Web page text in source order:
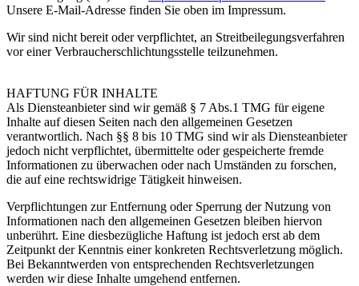
Unsere E-Mail-Adresse finden Sie oben im Impressum.
Wir sind nicht bereit oder verpflichtet, an Streitbeilegungsverfahren
vor einer Verbraucherschlichtungsstelle teilzunehmen.
HAFTUNG FÜR INHALTE
Als Diensteanbieter sind wir gemäß § 7 Abs.1 TMG für eigene
Inhalte auf diesen Seiten nach den allgemeinen Gesetzen
verantwortlich. Nach §§ 8 bis 10 TMG sind wir als Diensteanbieter
jedoch nicht verpflichtet, übermittelte oder gespeicherte fremde
Informationen zu überwachen oder nach Umständen zu forschen,
die auf eine rechtswidrige Tätigkeit hinweisen.
Verpflichtungen zur Entfernung oder Sperrung der Nutzung von
Informationen nach den allgemeinen Gesetzen bleiben hiervon
unberührt. Eine diesbezügliche Haftung ist jedoch erst ab dem
Zeitpunkt der Kenntnis einer konkreten Rechtsverletzung möglich.
Bei Bekanntwerden von entsprechenden Rechtsverletzungen
werden wir diese Inhalte umgehend entfernen.